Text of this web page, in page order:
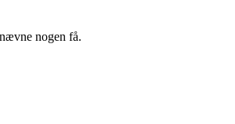
nogen få.